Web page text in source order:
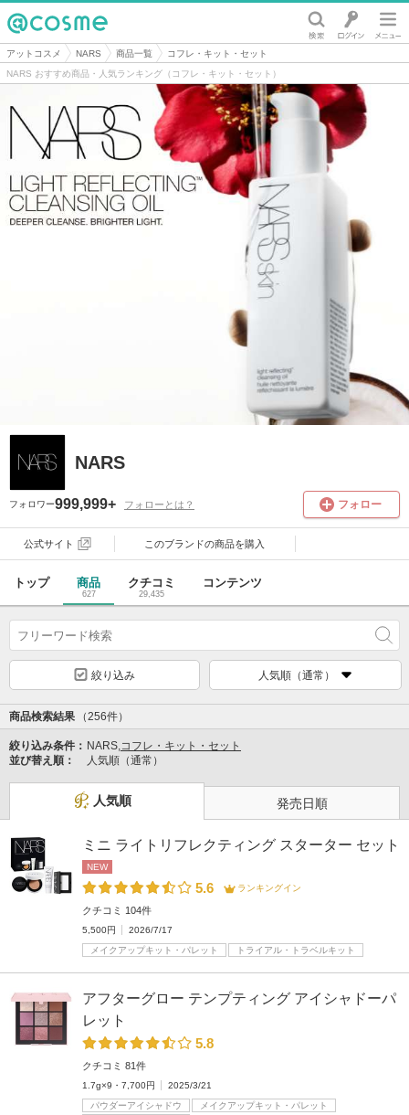
@cosme
アットコスメ NARS 商品一覧
コフレ・キット・セット
NARS おすすめ商品・人気ランキング（コフレ・キット・セット）
NARS
フォロワー999,999+ フォローとは？ フォロー
公式サイト このブランドの商品を購入
トップ 商品
627
クチコミ
29,435
コンテンツ
絞り込み 人気順（通常）
商品検索結果 （256件）
絞り込み条件： NARS,コフレ・キット・セット
並び替え順：
人気順（通常）
人気順 発売日順
ミニ ライトリフレクティング スターター セット
NEW
5.6 ランキングイン
クチコミ 104件
5,500円
2026/7/17
メイクアップキット・パレット
トライアル・トラベルキット
アフターグロー テンプティング アイシャドーパ
レット
5.8
クチコミ 81件
1.7g×9・7,700円
2025/3/21
パウダーアイシャドウ
メイクアップキット・パレット